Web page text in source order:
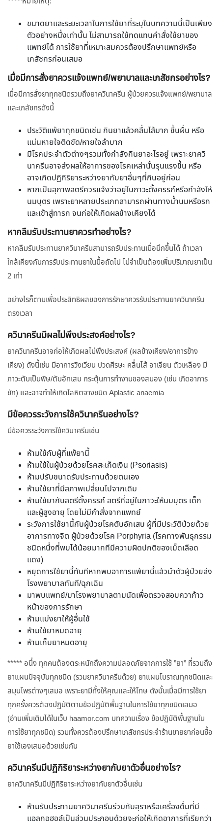
ขนาดยาและระยะเวลาในการใช้ยาที่ระบุในบทความนี้เป็นเพียง
ตัวอย่างหนึ่งเท่านั้น ไม่สามารถใช้ทดแทนคำสั่งใช้ยาของ
แพทย์ได้ การใช้ยาที่เหมาะสมควรต้องปรึกษาแพทย์หรือ
เภสัชกรก่อนเสมอ
เมื่อมีการสั่งยาควรแจ้งแพทย์/พยาบาลและเภสัชกรอย่างไร?
เมื่อมีการสั่งยาทุกชนิดรวมถึงยาควินาครีน ผู้ป่วยควรแจ้งแพทย์/พยาบาล
และเภสัชกรดังนี้
ประวัติแพ้ยาทุกชนิดเช่น กินยาแล้วคลื่นไส้มาก ขึ้นผื่น หรือ
แน่นหายใจติดขัด/หายใจลำบาก
มีโรคประจำตัวต่างๆรวมทั้งกำลังกินยาอะไรอยู่ เพราะยาควิ
นาครีนอาจส่งผลให้อาการของโรคเหล่านั้นรุนแรงขึ้น หรือ
อาจเกิดปฏิกิริยาระหว่างยากับยาอื่นๆที่กินอยู่ก่อน
หากเป็นสุภาพสตรีควรแจ้งว่าอยู่ในภาวะตั้งครรภ์หรือกำลังให้
นมบุตร เพราะยาหลายประเภทสามารถผ่านทางน้ำนมหรือรก
และเข้าสู่ทารก จนก่อให้เกิดผลข้างเคียงได้
หากลืมรับประทานยาควรทำอย่างไร?
หากลืมรับประทานยาควินาครีนสามารถรับประทานเมื่อนึกขึ้นได้ ถ้าเวลา
ใกล้เคียงกับการรับประทานยาในมื้อถัดไป ไม่จำเป็นต้องเพิ่มปริมาณยาเป็น
2 เท่า
อย่างไรก็ตามเพื่อประสิทธิผลของการรักษาควรรับประทานยาควินาครีน
ตรงเวลา
ควินาครีนมีผลไม่พึงประสงค์อย่างไร?
ยาควินาครีนอาจก่อให้เกิดผลไม่พึงประสงค์ (ผลข้างเคียง/อาการข้าง
เคียง) ดังนี้เช่น มีอาการวิงเวียน ปวดศีรษะ คลื่นไส้ อาเจียน ตัวเหลือง มี
ภาวะตับเป็นพิษ/ตับอักเสบ กระตุ้นการทำงานของสมอง (เช่น เกิดอาการ
ชัก) และอาจทำให้เกิดโลหิตจางชนิด Aplastic anaemia
มีข้อควรระวังการใช้ควินาครีนอย่างไร?
มีข้อควรระวังการใช้ควินาครีนเช่น
ห้ามใช้กับผู้ที่แพ้ยานี้
ห้ามใช้ในผู้ป่วยด้วยโรคสะเก็ดเงิน (Psoriasis)
ห้ามปรับขนาดรับประทานด้วยตนเอง
ห้ามใช้ยาที่มีสภาพเปลี่ยนไปจากเดิม
ห้ามใช้ยากับสตรีตั้งครรภ์ สตรีที่อยู่ในภาวะให้นมบุตร เด็ก
และผู้สูงอายุ โดยไม่มีคำสั่งจากแพทย์
ระวังการใช้ยานี้กับผู้ป่วยโรคตับอักเสบ ผู้ที่มีประวัติป่วยด้วย
อาการทางจิต ผู้ป่วยด้วยโรค Porphyria (โรคทางพันธุกรรม
ชนิดหนึ่งที่พบได้น้อยมากทีมีความผิดปกติของเม็ดเลือด
แดง)
หยุดการใช้ยานี้ทันทีหากพบอาการแพ้ยานี้แล้วนำตัวผู้ป่วยส่ง
โรงพยาบาลทันที/ฉุกเฉิน
มาพบแพทย์/มาโรงพยาบาลตามนัดเพื่อตรวจสอบควาก้าว
หน้าของการรักษา
ห้ามแบ่งยาให้ผู้อื่นใช้
ห้ามใช้ยาหมดอายุ
ห้ามเก็บยาหมดอายุ
***** อนึ่ง ทุกคนต้องตระหนักถึงความปลอดภัยจากการใช้ ”ยา” ที่รวมถึง
ยาแผนปัจจุบันทุกชนิด (รวมยาควินาครีนด้วย) ยาแผนโบราณทุกชนิดและ
สมุนไพรต่างๆเสมอ เพราะยามีทั้งให้คุณและให้โทษ ดังนั้นเมื่อมีการใช้ยา
ทุกครั้งควรต้องปฏิบัติตามข้อปฏิบัติพื้นฐานในการใช้ยาทุกชนิดเสมอ
(อ่านเพิ่มเติมได้ในเว็บ haamor.com บทความเรื่อง ข้อปฏิบัติพื้นฐานใน
การใช้ยาทุกชนิด) รวมทั้งควรต้องปรึกษาเภสัชกรประจำร้านขายยาก่อนซื้อ
ยาใช้เองเสมอด้วยเช่นกัน
ควินาครีนมีปฏิกิริยาระหว่างยากับยาตัวอื่นอย่างไร?
ยาควินาครีนมีปฏิกิริยาระหว่างยากับยาตัวอื่นเช่น
ห้ามรับประทานยาควินาครีนร่วมกับสุราหรือเครื่องดื่มที่มี
แอลกอฮอล์เป็นส่วนประกอบด้วยจะก่อให้เกิดอาการที่เรียกว่า